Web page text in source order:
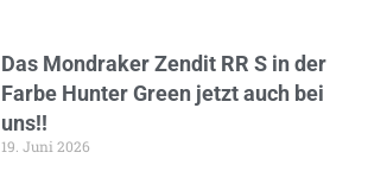
Das Mondraker Zendit RR S in der
Farbe Hunter Green jetzt auch bei
uns!!
19. Juni 2026